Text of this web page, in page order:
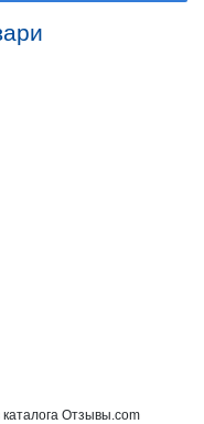
Отзывы.com